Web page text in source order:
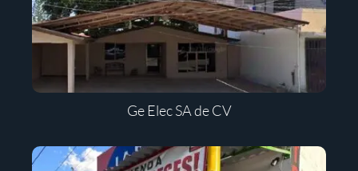
Ge Elec SA de CV